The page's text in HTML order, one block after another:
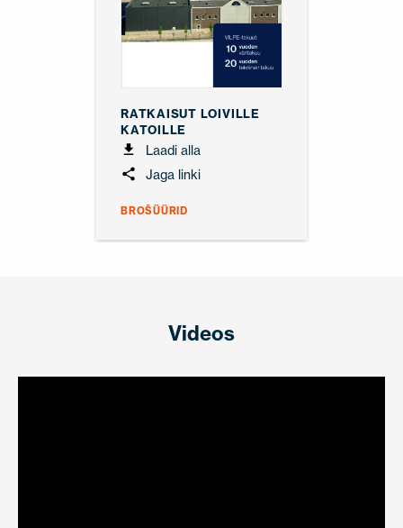
RATKAISUT LOIVILLE
KATOILLE
Laadi alla
Jaga linki
BROŠÜÜRID
Videos